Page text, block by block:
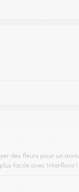
des fleurs pour un
facile avec Interflora !